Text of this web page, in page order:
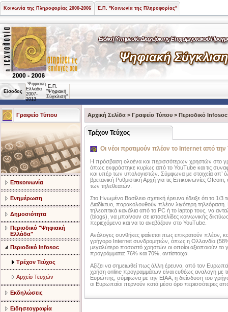
Κοινωνία της Πληροφορίας 2000-2006 Ε.Π. "Κοινωνία της Πληροφορίας"
Είσοδος
Ψηφιακή
Ελλάδα
2007-
2013
Ε.Π.
"Ψηφιακή
Σύγκλιση"
Γραφείο Τύπου
Επικοινωνία
Ενημέρωση
Δημοσιότητα
Περιοδικό "Ψηφιακή
Ελλάδα"
Περιοδικό Infosoc
Τρέχον Τεύχος
Αρχείο Τευχών
Εκδηλώσεις
Ειδησεογραφία
Αρχική Σελίδα > Γραφείο Τύπου > Περιοδικό Infosoc
Τρέχον Τεύχος
Οι νέοι προτιμούν πλέον το Internet από την
Η πρόσβαση ολοένα και περισσότερων χρηστών στο
όπως εκφράστηκε κυρίως από το YouTube και τις
και υπέρ των υπολογιστών. Σύμφωνα με στοιχεία απ’
βρετανική Ρυθμιστική Αρχή για τις Επικοινωνίες
των τηλεθεατών.
Στο Ηνωμένο Βασίλειο σχετική έρευνα έδειξε ότι το
Διαδίκτυο, παρακολουθούν πλέον λιγότερη τηλεόραση.
τηλεοπτικά κανάλια από το PC ή το laptop τους, να
(blogs), να μπαίνουν σε ιστοσελίδες κοινωνικής
περιεχόμενο και να το ανεβάζουν στο YouTube.
Ανάλογες συνθήκες φαίνεται πως επικρατούν πλέον,
γρήγορο Internet συνδρομητών, όπως η Ολλανδία
μεγαλύτερο ποσοστό χρηστών οι οποίοι αξιοποιούν
προγράμματα: 76% και 70%, αντίστοιχα.
Αξίζει να σημειωθεί πως άλλη έρευνα, από τον
χρήση online προγραμμάτων είναι ευθέως αναλογη με
Ευρώπης, σύμφωνα με την ΕΙΑΑ, η διείσδυση του
οι Ευρωπαίοι περνούν κατά μέσο όρο περισσότερες